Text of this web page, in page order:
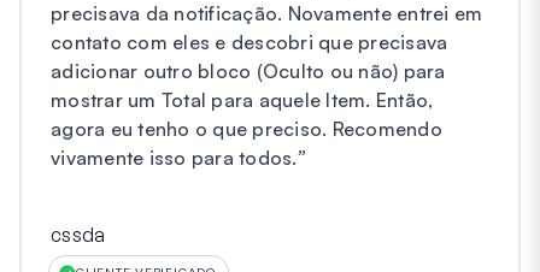
precisava da notificação. Novamente entrei em
contato com eles e descobri que precisava
adicionar outro bloco (Oculto ou não) para
mostrar um Total para aquele Item. Então,
agora eu tenho o que preciso. Recomendo
vivamente isso para todos.”
cssda